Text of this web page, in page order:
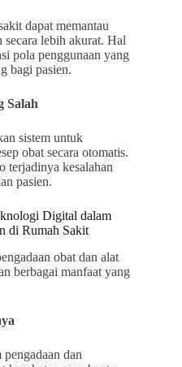
dapat memantau
secara lebih akurat. Hal
pola penggunaan yang
bagi pasien.
Salah
sistem untuk
obat secara otomatis.
terjadinya kesalahan
pasien.
Digital dalam
di Rumah Sakit
obat dan alat
berbagai manfaat yang
dan